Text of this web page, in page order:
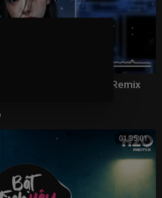
Nhất 2023 - Nhạc Trẻ Remix
01:35:01